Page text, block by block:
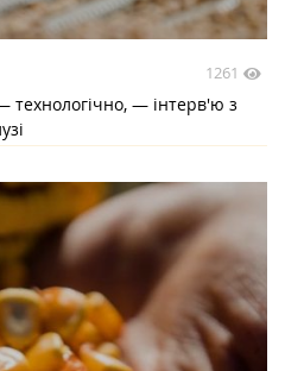
1261
технологічно, — інтерв'ю з